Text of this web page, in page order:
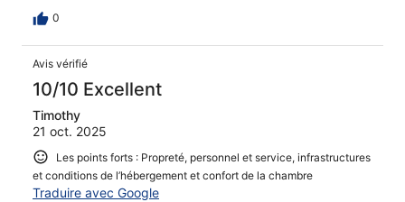
0
Avis vérifié
10/10 Excellent
Timothy
21 oct. 2025
Les points forts : Propreté, personnel et service, infrastructures
et conditions de l’hébergement et confort de la chambre
Traduire avec Google